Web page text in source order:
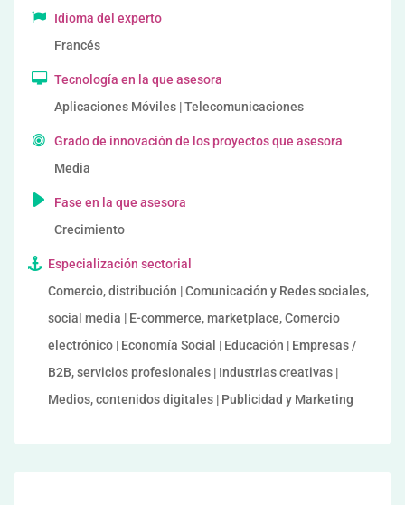
Idioma del experto
Francés
Tecnología en la que asesora
Aplicaciones Móviles | Telecomunicaciones
Grado de innovación de los proyectos que asesora
Media
Fase en la que asesora
Crecimiento
Especialización sectorial
Comercio, distribución | Comunicación y Redes sociales,
social media | E-commerce, marketplace, Comercio
electrónico | Economía Social | Educación | Empresas /
B2B, servicios profesionales | Industrias creativas |
Medios, contenidos digitales | Publicidad y Marketing